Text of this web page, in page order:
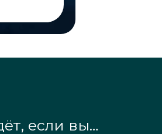
если вы…